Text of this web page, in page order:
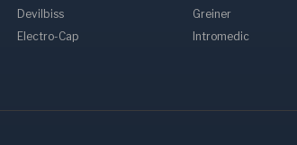
Devilbiss
Electro-Cap
Greiner
Intromedic